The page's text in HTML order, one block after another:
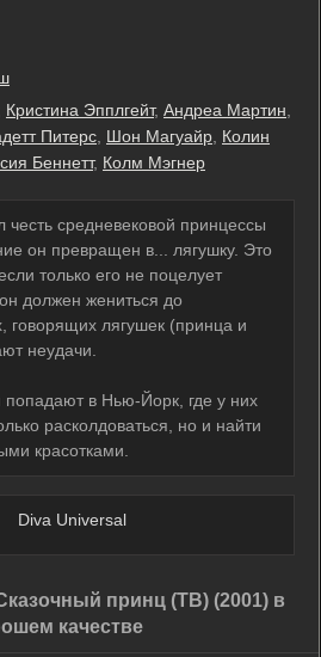
Кристина Эпплгейт, Андреа Мартин
Питерс Шон Магуайр Колин
Беннетт, Колм Мэгнер
средневековой принцессы
он превращен в... лягушку. Это
только его не поцелует
должен жениться до
говорящих лягушек (принца и
неудачи.
попадают в Нью-Йорк, где у них
расколдоваться, но и найти
красотками.
Diva Universal
принц (ТВ) (2001) в
качестве